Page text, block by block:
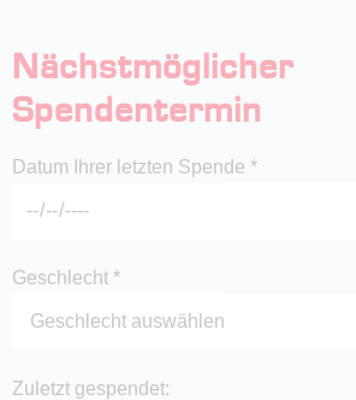
Nächstmöglicher
Spendentermin
Datum Ihrer letzten Spende *
Geschlecht *
Zuletzt gespendet: